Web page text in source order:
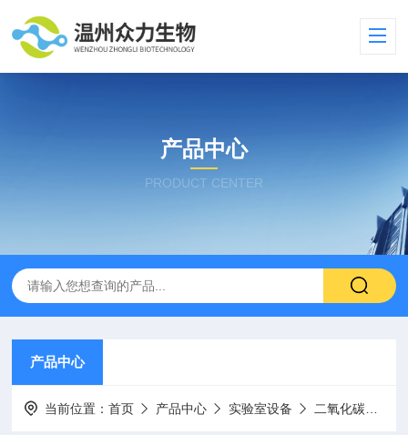
产品中心
PRODUCT CENTER
产品中心
当前位置：首页 产品中心 实验室设备 二氧化碳培养箱